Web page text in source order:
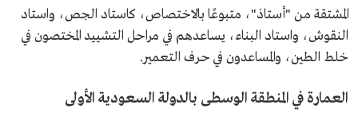
المشتقة من "أستاذ"، متبوعًا بالاختصاص، كاستاد الجص، واستاد
النقوش، واستاد البناء، يساعدهم في مراحل التشييد المختصون في
خلط الطين، والمساعدون في حرف التعمير.
العمارة في المنطقة الوسطى بالدولة السعودية الأولى